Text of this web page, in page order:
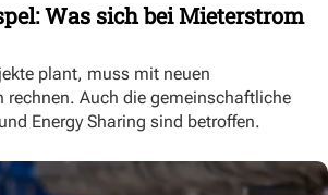
Was sich bei Mieterstrom
plant, muss mit neuen
rechnen. Auch die gemeinschaftliche
Energy Sharing sind betroffen.